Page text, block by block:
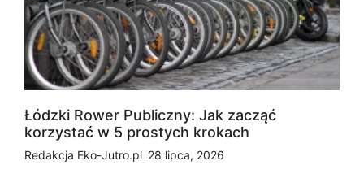
Łódzki Rower Publiczny: Jak zacząć
korzystać w 5 prostych krokach
Redakcja Eko-Jutro.pl 28 lipca, 2026